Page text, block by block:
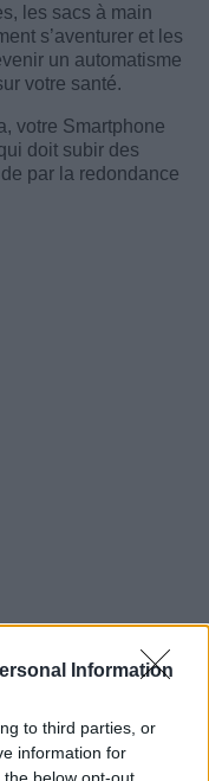
Information
to third parties, or
information for
les sacs à main
s’aventurer et les
un automatisme
votre santé.
votre Smartphone
doit subir des
par la redondance